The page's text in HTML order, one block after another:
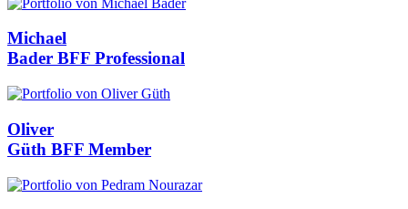
Michael
Bader BFF Professional
Oliver
Güth BFF Member